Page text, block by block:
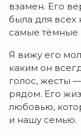
взамен. Его
была для всех
самые тёмные
Я вижу его
каким он
голос, жесты
рядом. Его
любовью,
и нашу семью.